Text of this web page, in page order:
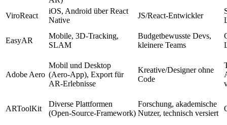
ViroReact
iOS, Android über React
Native
JS/React‑Entwickler
EasyAR
Mobile, 3D‑Tracking,
SLAM
Budgetbewusste Devs,
kleinere Teams
Adobe Aero
Mobil und Desktop
(Aero‑App), Export für
AR‑Erlebnisse
Kreative/Designer ohne
Code
ARToolKit
Diverse Plattformen
(Open‑Source‑Framework)
Forschung, akademische
Nutzer, technisch versiert